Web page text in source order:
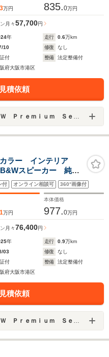
3万円 835.0万円
月々57,700円
年 走行 0.6万km
10 修復
なし
付 整備
法定整備付
府大阪市港区
積依頼
ｕｍ Ｓｅｌｅｃｔｉｏｎ 大阪ベイ
ラー インテリア
スピーカー 純正
ート レーザーライ
ンテグレイテッドア
付 オンライン相談可 360°画像付
1万円
本体価格
977.0万円
月々76,400円
年 走行 0.9万km
03 修復
なし
付 整備
法定整備付
府大阪市港区
積依頼
ｕｍ Ｓｅｌｅｃｔｉｏｎ 大阪ベイ